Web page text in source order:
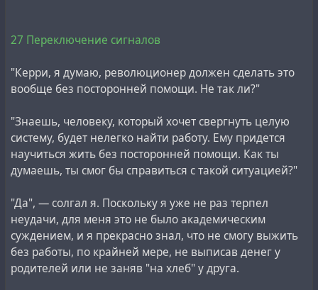
27 Переключение сигналов
"Керри, я думаю, революционер должен сделать это
вообще без посторонней помощи. Не так ли?"
"Знаешь, человеку, который хочет свергнуть целую
систему, будет нелегко найти работу. Ему придется
научиться жить без посторонней помощи. Как ты
думаешь, ты смог бы справиться с такой ситуацией?"
"Да", — солгал я. Поскольку я уже не раз терпел
неудачи, для меня это не было академическим
суждением, и я прекрасно знал, что не смогу выжить
без работы, по крайней мере, не выписав денег у
родителей или не заняв "на хлеб" у друга.